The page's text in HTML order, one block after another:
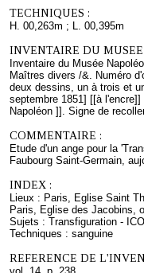
TECHNIQUES :
H. 00,263m ; L. 00,395m
INVENTAIRE DU
Inventaire du Musée
Maîtres divers /&. Numéro
deux dessins, un à trois et
septembre 1851] [[à
Napoléon ]]. Signe de
COMMENTAIRE :
Etude d'un ange pour la
Faubourg Saint-Germain,
INDEX :
Lieux : Paris, Eglise Saint
Paris, Eglise des Jacobins,
Sujets : Transfiguration -
Techniques : sanguine
REFERENCE DE